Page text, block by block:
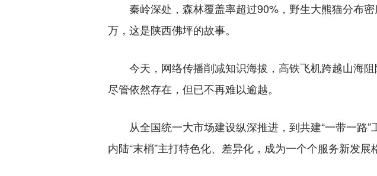
秦岭深处，森林覆盖率超过90%，野生大熊猫分布密
万，这是陕西佛坪的故事。
今天，网络传播削减知识海拔，高铁飞机跨越山海阻
尽管依然存在，但已不再难以逾越。
从全国统一大市场建设纵深推进，到共建“一带一路”
内陆“末梢”主打特色化、差异化，成为一个个服务新发展格